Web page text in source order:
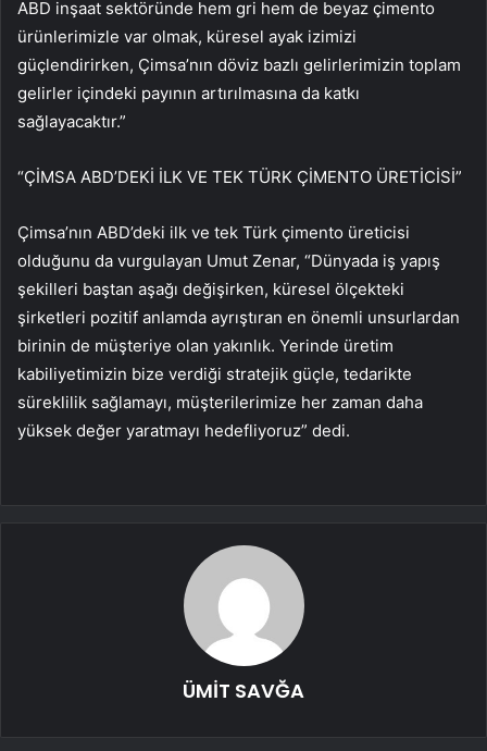
ABD inşaat sektöründe hem gri hem de beyaz çimento
ürünlerimizle var olmak, küresel ayak izimizi
güçlendirirken, Çimsa’nın döviz bazlı gelirlerimizin toplam
gelirler içindeki payının artırılmasına da katkı
sağlayacaktır.”
“ÇİMSA ABD’DEKİ İLK VE TEK TÜRK ÇİMENTO ÜRETİCİSİ”
Çimsa’nın ABD’deki ilk ve tek Türk çimento üreticisi
olduğunu da vurgulayan Umut Zenar, “Dünyada iş yapış
şekilleri baştan aşağı değişirken, küresel ölçekteki
şirketleri pozitif anlamda ayrıştıran en önemli unsurlardan
birinin de müşteriye olan yakınlık. Yerinde üretim
kabiliyetimizin bize verdiği stratejik güçle, tedarikte
süreklilik sağlamayı, müşterilerimize her zaman daha
yüksek değer yaratmayı hedefliyoruz” dedi.
ÜMİT SAVĞA